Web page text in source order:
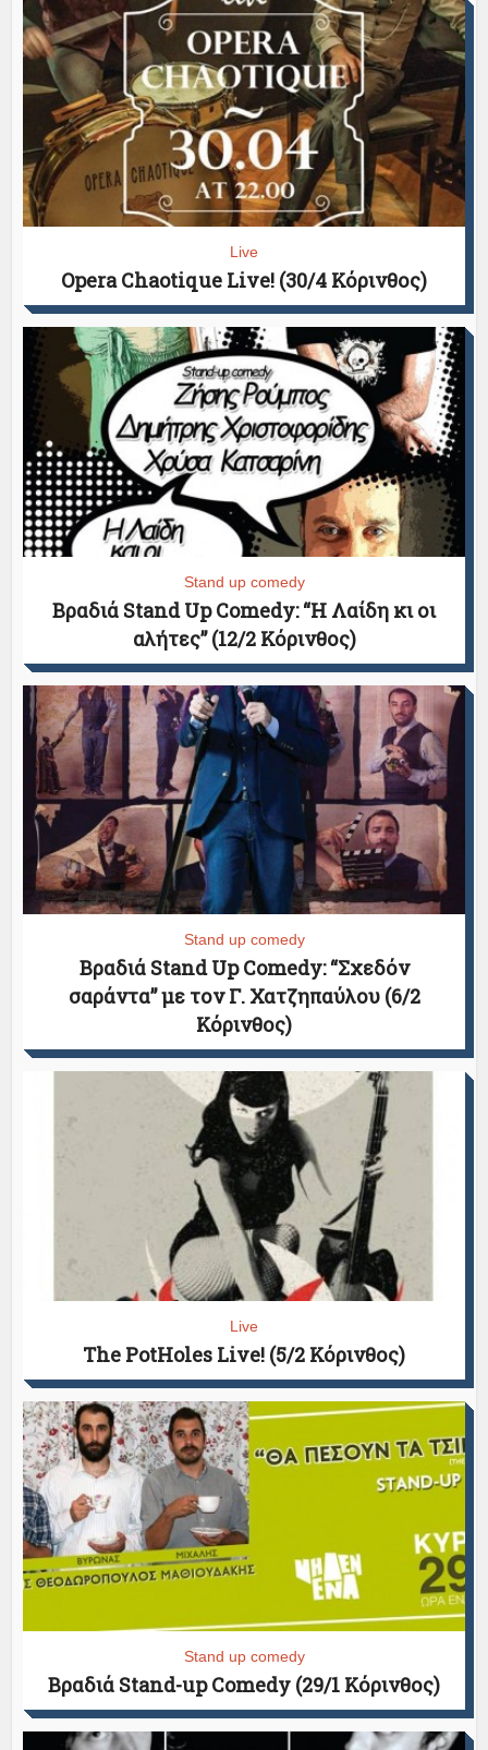
Live
Opera Chaotique Live! (30/4 Κόρινθος)
Stand up comedy
Βραδιά Stand Up Comedy: “Η Λαίδη κι οι
αλήτες” (12/2 Κόρινθος)
Stand up comedy
Βραδιά Stand Up Comedy: “Σχεδόν
σαράντα” με τον Γ. Χατζηπαύλου (6/2
Κόρινθος)
Live
The PotHoles Live! (5/2 Κόρινθος)
Stand up comedy
Βραδιά Stand-up Comedy (29/1 Κόρινθος)